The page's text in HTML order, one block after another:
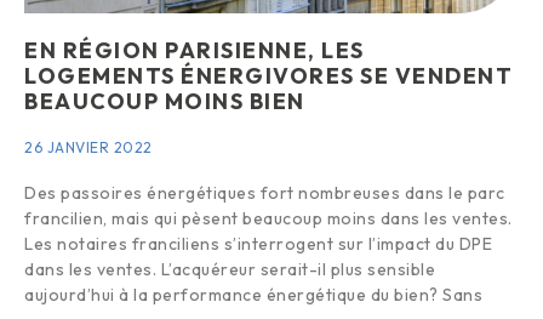
EN RÉGION PARISIENNE, LES
LOGEMENTS ÉNERGIVORES SE VENDENT
BEAUCOUP MOINS BIEN
26 JANVIER 2022
Des passoires énergétiques fort nombreuses dans le parc
francilien, mais qui pèsent beaucoup moins dans les ventes.
Les notaires franciliens s’interrogent sur l’impact du DPE
dans les ventes. L’acquéreur serait-il plus sensible
aujourd’hui à la performance énergétique du bien? Sans